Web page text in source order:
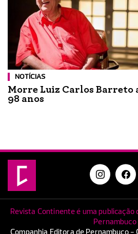
NOTÍCIAS
Morre Luiz Carlos Barreto
98 anos
Revista Continente é uma publicação
Pernambuco
Companhia Editora de Pernambuco -